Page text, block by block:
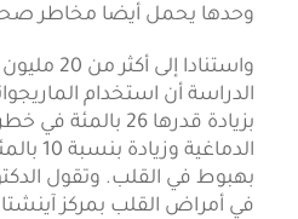
وحدها يحمل أيضا مخاطر
واستنادا
الدراسة أن استخدام
بزيادة قدرها 26
بهبوط في القلب. وتقول
في أمراض القلب بمركز